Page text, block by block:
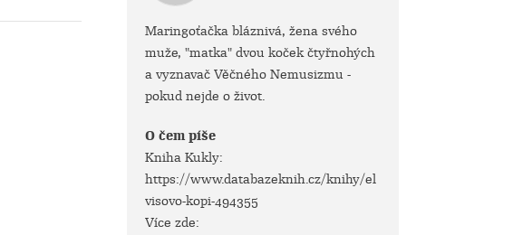
Maringoťačka bláznivá, žena svého
muže, "matka" dvou koček čtyřnohých
a vyznavač Věčného Nemusizmu -
pokud nejde o život.
O čem píše
Kniha Kukly:
https://www.databazeknih.cz/knihy/el
visovo-kopi-494355
Více zde: